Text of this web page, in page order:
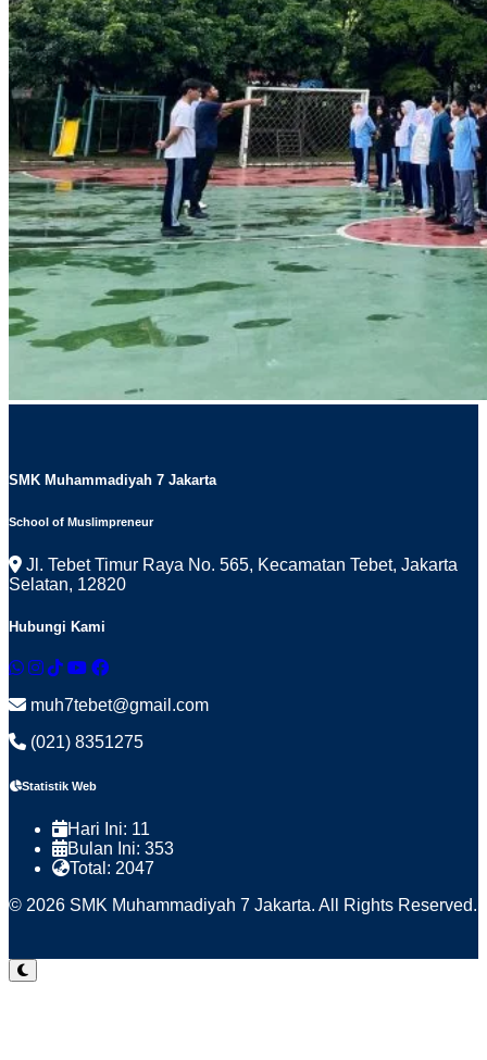
SMK Muhammadiyah 7 Jakarta
School of Muslimpreneur
Jl. Tebet Timur Raya No. 565, Kecamatan Tebet, Jakarta
Selatan, 12820
Hubungi Kami
muh7tebet@gmail.com
(021) 8351275
Statistik Web
Hari Ini: 11
Bulan Ini: 353
Total: 2047
© 2026 SMK Muhammadiyah 7 Jakarta. All Rights Reserved.